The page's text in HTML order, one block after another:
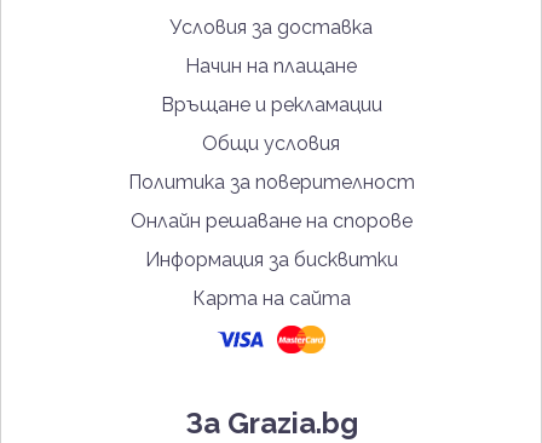
Условия за доставка
Начин на плащане
Връщане и рекламации
Общи условия
Политика за поверителност
Онлайн решаване на спорове
Информация за бисквитки
Карта на сайта
За Grazia.bg